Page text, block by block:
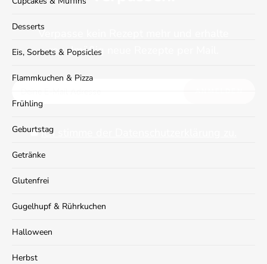
Desserts
Eis, Sorbets & Popsicles
Flammkuchen & Pizza
Frühling
Geburtstag
Getränke
Glutenfrei
Gugelhupf & Rührkuchen
Halloween
Herbst
Verpasse kein Rezept mehr und erhalte
regelmäßig neue Rezepte per Mail.
Ich stimme der Datenschutzerklärung zu.